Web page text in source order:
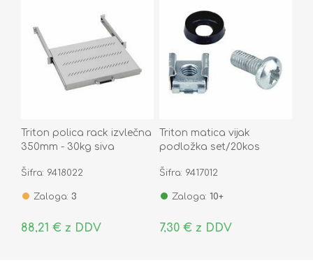
Triton polica rack izvlečna
350mm - 30kg siva
Šifra: 9418022
Zaloga: 3
88,21 € z DDV
Triton matica vijak
podložka set/20kos
Šifra: 9417012
Zaloga: 10+
7,30 € z DDV